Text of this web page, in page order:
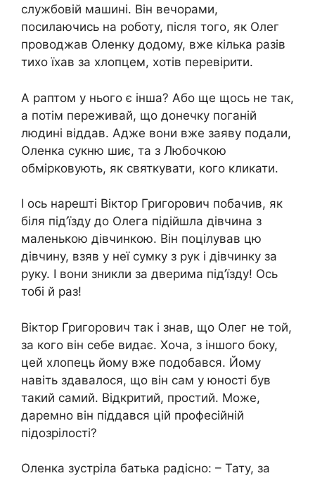
службовій машині. Він вечорами,
посилаючись на роботу, після того, як Олег
проводжав Оленку додому, вже кілька разів
тихо їхав за хлопцем, хотів перевірити.
А раптом у нього є інша? Або ще щось не так,
а потім переживай, що донечку поганій
людині віддав. Адже вони вже заяву подали,
Оленка сукню шиє, та з Любочкою
обмірковують, як святкувати, кого кликати.
І ось нарешті Віктор Григорович побачив, як
біля під’їзду до Олега підійшла дівчина з
маленькою дівчинкою. Він поцілував цю
дівчину, взяв у неї сумку з рук і дівчинку за
руку. І вони зникли за дверима під’їзду! Ось
тобі й раз!
Віктор Григорович так і знав, що Олег не той,
за кого він себе видає. Хоча, з іншого боку,
цей хлопець йому вже подобався. Йому
навіть здавалося, що він сам у юності був
такий самий. Відкритий, простий. Може,
даремно він піддався цій професійній
підозрілості?
Оленка зустріла батька радісно: – Тату, за